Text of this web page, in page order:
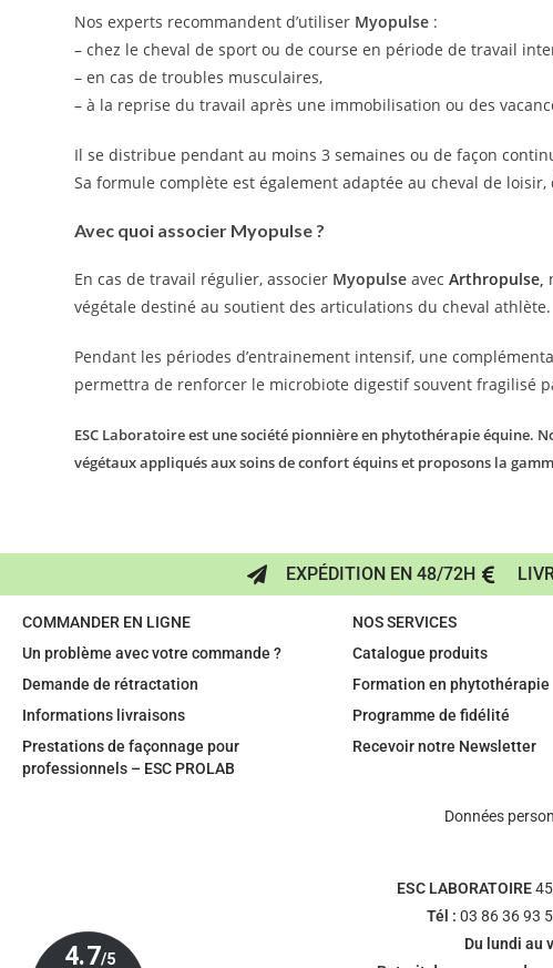
Nos experts recommandent d’utiliser Myopulse :
– chez le cheval de sport ou de course en période de travail
– en cas de troubles musculaires,
– à la reprise du travail après une immobilisation ou des
Il se distribue pendant au moins 3 semaines ou de façon
Sa formule complète est également adaptée au cheval de
Avec quoi associer Myopulse ?
En cas de travail régulier, associer Myopulse avecArthropulse,
végétale destiné au soutient des articulations du cheval athlète.
Pendant les périodes d’entrainement intensif, une
permettra de renforcer le microbiote digestif souvent fragilisé
ESC Laboratoire est une société pionnière en phytothérapie équine.
végétaux appliqués aux soins de confort équins et proposons la
EXPÉDITION EN 48/72H
COMMANDER EN LIGNE
Un problème avec votre commande ?
Demande de rétractation
Informations livraisons
Prestations de façonnage pour
professionnels – ESC PROLAB
NOS SERVICES
Catalogue produits
Formation en phytothérapie
Programme de fidélité
Recevoir notre Newsletter
Données
ESC LABORATOIRE45
Tél : 03 86 36 93
Du lundi au